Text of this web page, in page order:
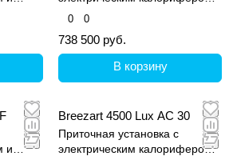
(AС)
0 0
738 500 руб.
В корзину
и
Breezart 4500 Lux AC 30
Приточная установка с
электрическим калорифером